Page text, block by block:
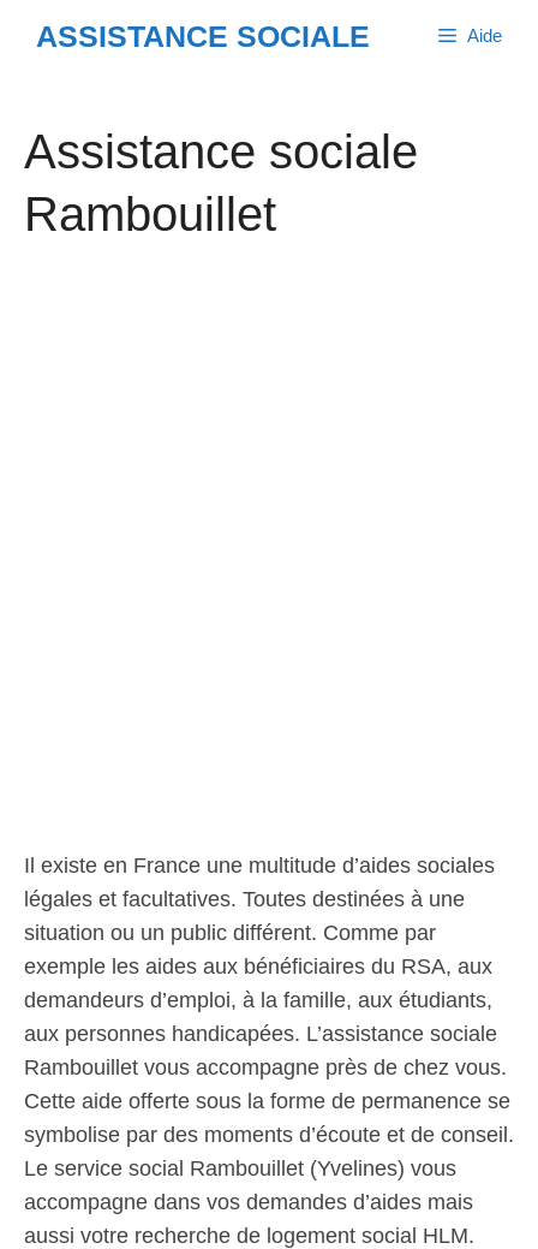
ASSISTANCE SOCIALE Aide
Assistance sociale
Rambouillet
Il existe en France une multitude d’aides sociales
légales et facultatives. Toutes destinées à une
situation ou un public différent. Comme par
exemple les aides aux bénéficiaires du RSA, aux
demandeurs d’emploi, à la famille, aux étudiants,
aux personnes handicapées. L’assistance sociale
Rambouillet vous accompagne près de chez vous.
Cette aide offerte sous la forme de permanence se
symbolise par des moments d’écoute et de conseil.
Le service social Rambouillet (Yvelines) vous
accompagne dans vos demandes d’aides mais
aussi votre recherche de logement social HLM.